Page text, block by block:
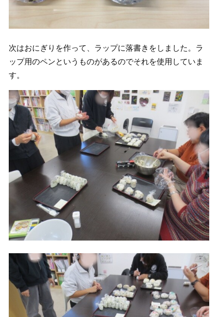
次はおにぎりを作って、ラップに落書きをしました。ラ
ップ用のペンというものがあるのでそれを使用していま
す。